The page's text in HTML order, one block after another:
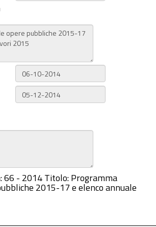
- 2014 Titolo: Programma
2015-17 e elenco annuale